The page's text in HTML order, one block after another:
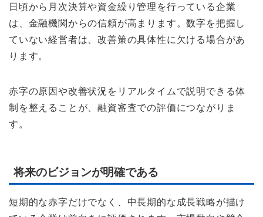
日頃から月次決算や資金繰り管理を行っている企業
は、金融機関からの信頼が高まります。数字を把握し
ていない経営者は、改善策の具体性に欠ける場合があ
ります。
赤字の原因や改善状況をリアルタイムで説明できる体
制を整えることが、融資審査での評価につながりま
す。
将来のビジョンが明確である
短期的な赤字だけでなく、中長期的な成長戦略が描け